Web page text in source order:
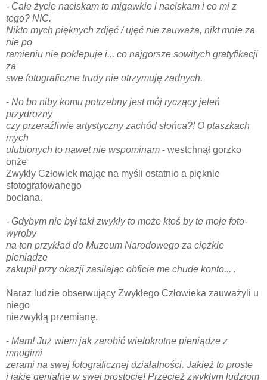
- Całe życie naciskam te migawkie i naciskam i co mi z
tego? NIC.
Nikto mych pięknych zdjęć / ujęć nie zauważa, nikt mnie za
nie po
ramieniu nie poklepuje i... co najgorsze sowitych gratyfikacji
za
swe fotograficzne trudy nie otrzymuję żadnych.
- No bo niby komu potrzebny jest mój ryczący jeleń
przydrożny
czy przeraźliwie artystyczny zachód słońca?! O ptaszkach
mych
ulubionych to nawet nie wspominam - westchnął gorzko
onże
Zwykły Człowiek mając na myśli ostatnio a pięknie
sfotografowanego
bociana.
- Gdybym nie był taki zwykły to może ktoś by te moje foto-
wyroby
na ten przykład do Muzeum Narodowego za ciężkie
pieniądze
zakupił przy okazji zasilając obficie me chude konto... .
Naraz ludzie obserwujący Zwykłego Człowieka zauważyli u
niego
niezwykłą przemianę.
- Mam! Już wiem jak zarobić wielokrotne pieniądze z
mnogimi
zerami na swej fotograficznej działalności. Jakież to proste
i jakie genialne w swej prostocie! Przecież zwykłym ludziom